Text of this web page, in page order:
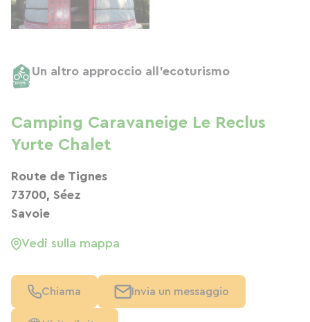
Un altro approccio all'ecoturismo
Camping Caravaneige Le Reclus
Yurte Chalet
Route de Tignes
73700, Séez
Savoie
Vedi sulla mappa
Chiama Invia un messaggio